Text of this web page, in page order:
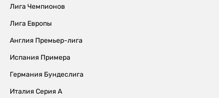
Лига Чемпионов
Лига Европы
Англия Премьер-лига
Испания Примера
Германия Бундеслига
Италия Серия А